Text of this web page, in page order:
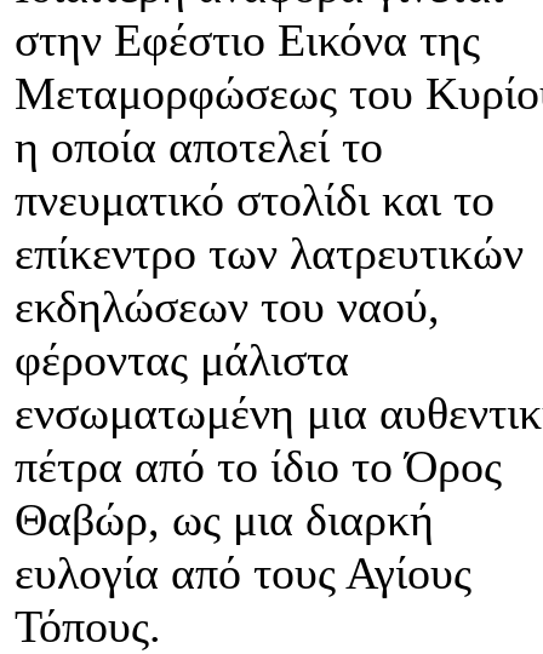
στην Εφέστιο Εικόνα της
Μεταμορφώσεως του
η οποία αποτελεί το
πνευματικό στολίδι και το
επίκεντρο των λατρευτικών
εκδηλώσεων του ναού,
φέροντας μάλιστα
ενσωματωμένη μια
πέτρα από το ίδιο το Όρος
Θαβώρ, ως μια διαρκή
ευλογία από τους Αγίους
Τόπους.